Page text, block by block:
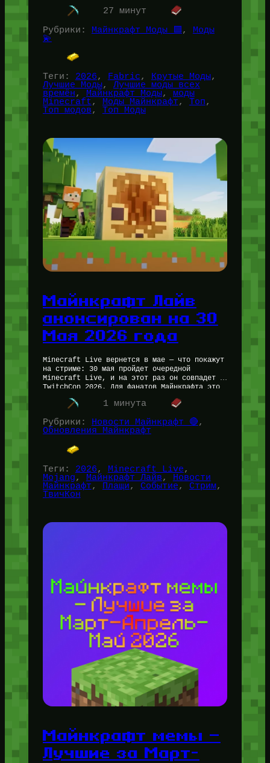
27 минут
Рубрики: Майнкрафт Моды 🟩 , Моды
💫
Теги: 2026, Fabric, Крутые Моды
Лучшие Моды, Лучшие моды всех
времён, Майнкрафт Моды, моды
Minecraft, Моды Майнкрафт, Топ
Топ модов, Топ Моды
Майнкрафт Лайв
анонсирован на 30
Мая 2026 года
Minecraft Live вернется в мае — что покажут
на стриме: 30 мая пройдет очередной
Minecraft Live, и на этот раз он совпадет с
TwitchCon 2026. Для фанатов Майнкрафта это
значит…
1 минута
Рубрики: Новости Майнкрафт 🔴
Обновления Майнкрафт
Теги: 2026, Minecraft Live
Mojang, Майнкрафт Лайв,
Новости
Майнкрафт, Плащи, Событие, Стрим
ТвичКон
Майнкрафт мемы —
Лучшие за Март-